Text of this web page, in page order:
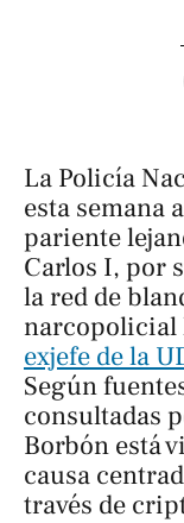
La Policía
esta semana
pariente
Carlos I, por
la red de
narcopolicial
exjefe de la
Según
consultadas
Borbón está
causa
través de